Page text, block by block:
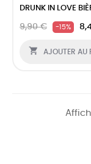
DRUNK IN LOVE
9,90 € -15%
 AJOUTER AU